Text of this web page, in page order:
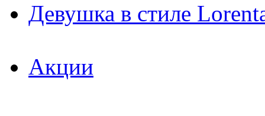
Девушка в стиле
Акции